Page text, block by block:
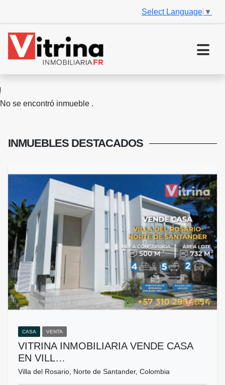
Select Language ▼
No se encontró inmueble .
INMUEBLES DESTACADOS
CASA VENTA
VITRINA INMOBILIARIA VENDE CASA
EN VILL…
Villa del Rosario, Norte de Santander, Colombia